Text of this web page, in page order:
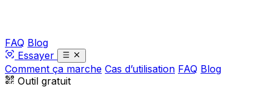
FAQ Blog
Essayer
Comment ça marche Cas d’utilisation FAQ Blog
Outil gratuit